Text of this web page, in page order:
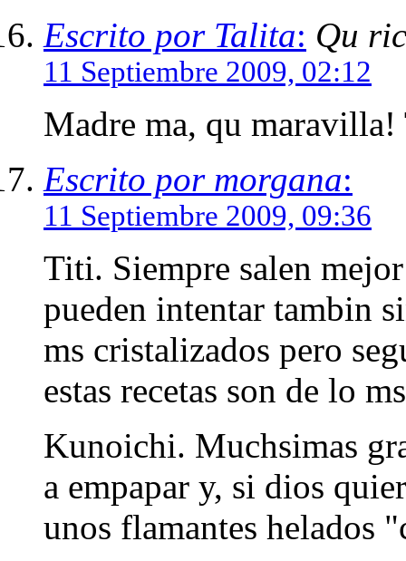
Escrito por Talita: Qu
11 Septiembre 2009, 02:12
Madre ma, qu
Escrito por morgana:
11 Septiembre 2009, 09:36
Titi. Siempre salen
pueden intentar tambin
ms cristalizados pero
estas recetas son de lo
Kunoichi. Muchsimas
a empapar y, si dios
unos flamantes helados